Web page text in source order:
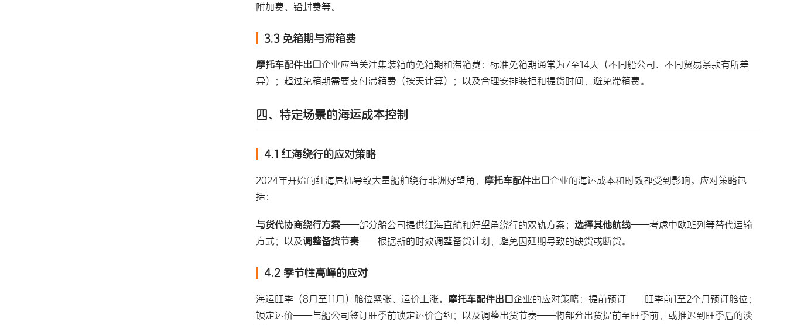
附加费、铅封费等。
3.3 免箱期与滞箱费
摩托车配件出口企业应当关注集装箱的免箱期和滞箱费：标准免箱期通常为7至14天（不同船公司、不同贸易条款有所差
异）；超过免箱期需要支付滞箱费（按天计算）；以及合理安排装柜和提货时间，避免滞箱费。
四、特定场景的海运成本控制
4.1 红海绕行的应对策略
2024年开始的红海危机导致大量船舶绕行非洲好望角， 摩托车配件出口企业的海运成本和时效都受到影响。应对策略包
括：
与货代协商绕行方案——部分船公司提供红海直航和好望角绕行的双轨方案； 选择其他航线——考虑中欧班列等替代运输
方式；以及调整备货节奏——根据新的时效调整备货计划，避免因延期导致的缺货或断货。
4.2 季节性高峰的应对
海运旺季（8月至11月）舱位紧张、运价上涨。 摩托车配件出口企业的应对策略：提前预订——旺季前1至2个月预订舱位；
锁定运价——与船公司签订旺季前锁定运价合约；以及调整出货节奏——将部分出货提前至旺季前，或推迟到旺季后的淡